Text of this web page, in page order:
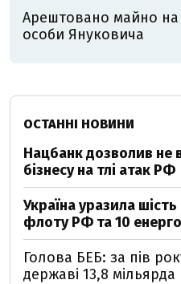
Арештовано майно на
особи Януковича
ОСТАННІ НОВИНИ
Нацбанк дозволив не
бізнесу на тлі атак РФ
Україна уразила
флоту РФ та 10
Голова БЕБ: за пів
державі 13,8